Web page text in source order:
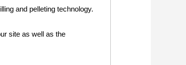
and pelleting technology.
site as well as the